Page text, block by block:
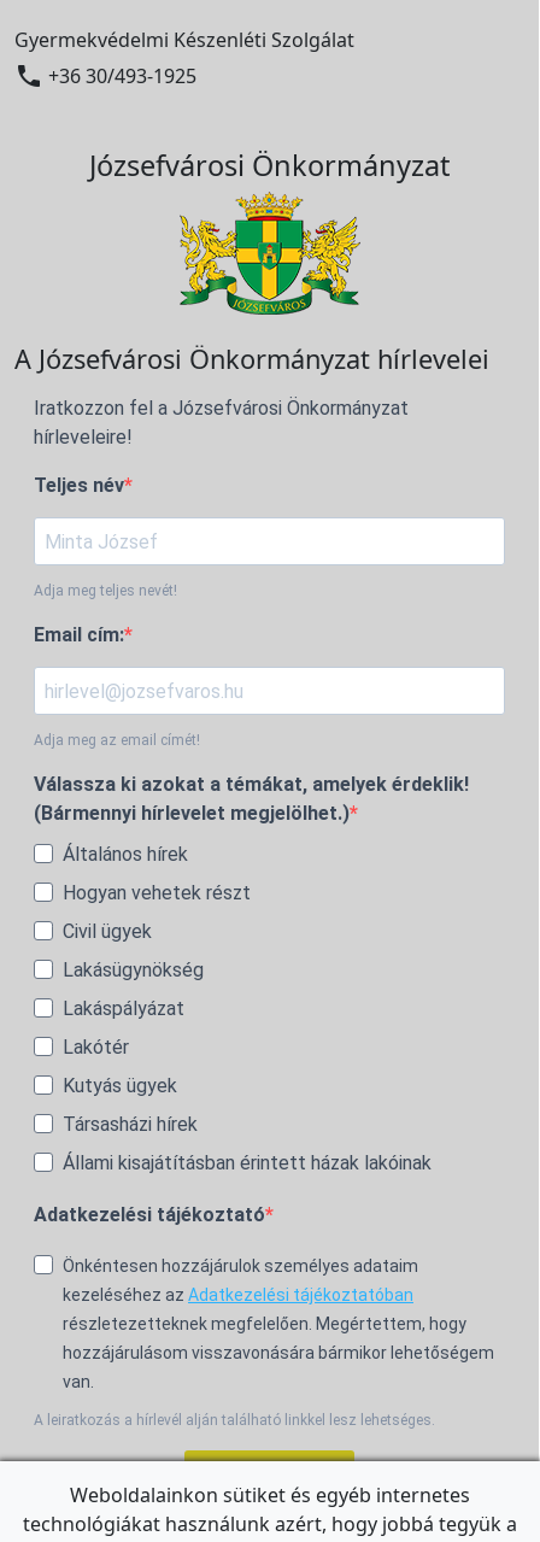
Gyermekvédelmi Készenléti Szolgálat
 +36 30/493-1925
Józsefvárosi Önkormányzat
A Józsefvárosi Önkormányzat hírlevelei
Iratkozzon fel a Józsefvárosi Önkormányzat
hírleveleire!
Teljes név
Adja meg teljes nevét!
Email cím:
Adja meg az email címét!
Válassza ki azokat a témákat, amelyek érdeklik!
(Bármennyi hírlevelet megjelölhet.)
Általános hírek
Hogyan vehetek részt
Civil ügyek
Lakásügynökség
Lakáspályázat
Lakótér
Kutyás ügyek
Társasházi hírek
Állami kisajátításban érintett házak lakóinak
Adatkezelési tájékoztató
Önkéntesen hozzájárulok személyes adataim
kezeléséhez az Adatkezelési tájékoztatóban
részletezetteknek megfelelően. Megértettem, hogy
hozzájárulásom visszavonására bármikor lehetőségem
van.
A leiratkozás a hírlevél alján található linkkel lesz lehetséges.
Weboldalainkon sütiket és egyéb internetes
technológiákat használunk azért, hogy jobbá tegyük a